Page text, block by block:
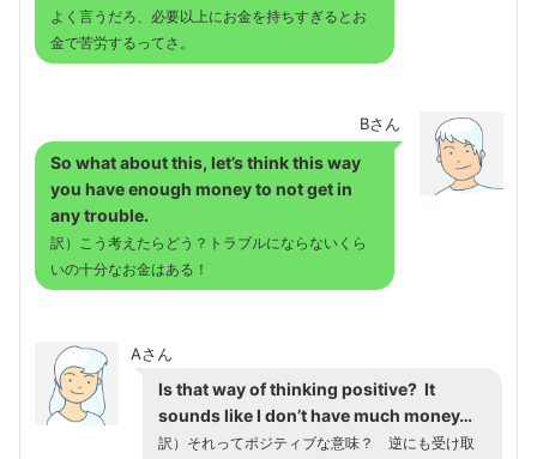
よく言うだろ、必要以上にお金を持ちすぎるとお
金で苦労するってさ。
Bさん
So what about this, let’s think this way
you have enough money to not get in
any trouble.
訳）こう考えたらどう？トラブルにならないくら
いの十分なお金はある！
Aさん
Is that way of thinking positive? It
sounds like I don’t have much money…
訳）それってポジティブな意味？ 逆にも受け取